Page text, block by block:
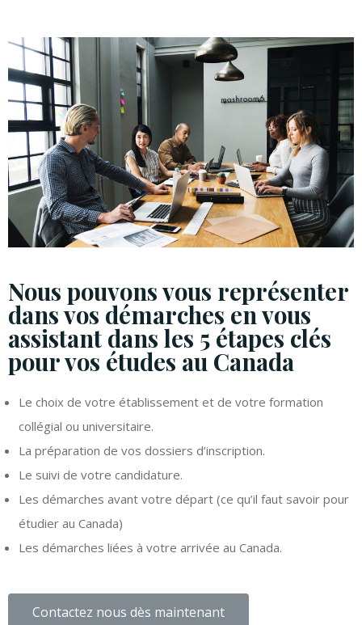
Nous pouvons vous représenter
dans vos démarches en vous
assistant dans les 5 étapes clés
pour vos études au Canada
Le choix de votre établissement et de votre formation
collégial ou universitaire.
La préparation de vos dossiers d’inscription.
Le suivi de votre candidature.
Les démarches avant votre départ (ce qu’il faut savoir pour
étudier au Canada)
Les démarches liées à votre arrivée au Canada.
Contactez nous dès maintenant